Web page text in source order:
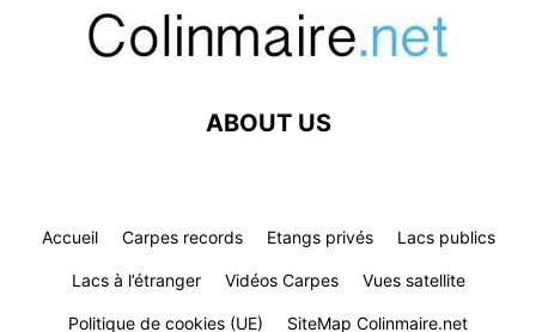
ABOUT US
Accueil Carpes records Etangs privés Lacs publics
Lacs à l’étranger Vidéos Carpes Vues satellite
Politique de cookies (UE) SiteMap Colinmaire.net